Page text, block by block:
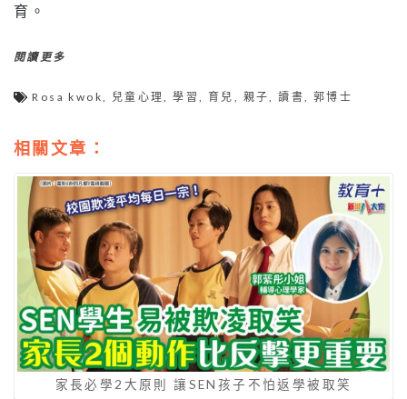
育。
閱讀更多
Rosa kwok 兒童心理 ,學習 育兒 親子 ,讀書 郭博士
相關文章：
家長必學2大原則 讓SEN孩子不怕返學被取笑